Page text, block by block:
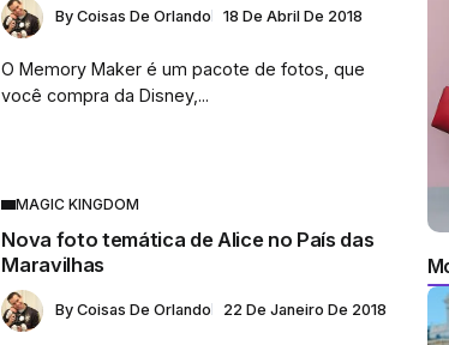
By Coisas De Orlando 18 De Abril De 2018
O Memory Maker é um pacote de fotos, que
você compra da Disney,...
MAGIC KINGDOM
Nova foto temática de Alice no País das
Maravilhas
By Coisas De Orlando 22 De Janeiro De 2018